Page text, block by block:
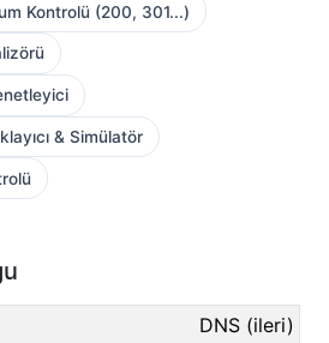
Kontrolü (200, 301...)
& Simülatör
DNS (ileri)